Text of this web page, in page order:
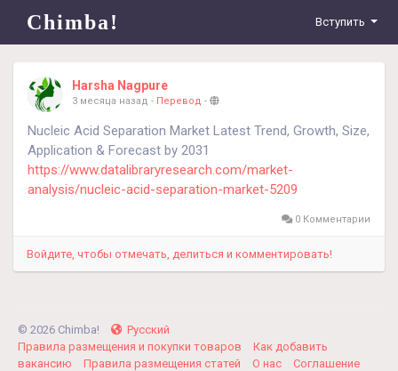
Chimba! Вступить
Harsha Nagpure
3 месяца назад - Перевод -
Nucleic Acid Separation Market Latest Trend, Growth, Size,
Application & Forecast by 2031
https://www.datalibraryresearch.com/market-
analysis/nucleic-acid-separation-market-5209
0 Комментарии
Войдите, чтобы отмечать, делиться и комментировать!
© 2026 Chimba!
Русский
Правила размещения и покупки товаров
Как добавить
вакансию
Правила размещения статей О нас
Соглашение